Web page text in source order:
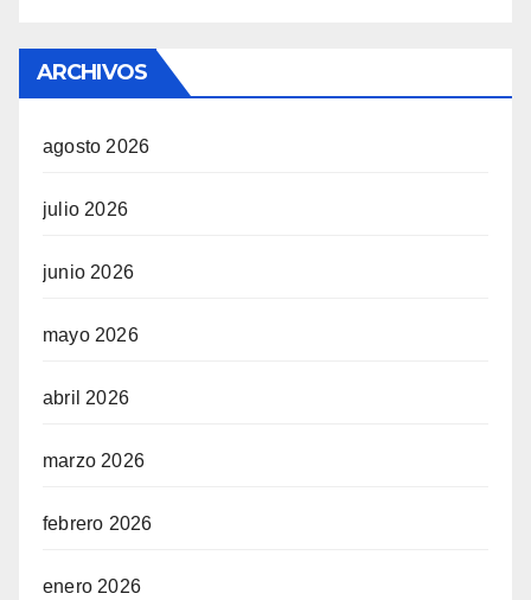
ARCHIVOS
agosto 2026
julio 2026
junio 2026
mayo 2026
abril 2026
marzo 2026
febrero 2026
enero 2026